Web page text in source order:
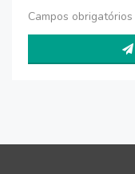
Campos obrigatórios